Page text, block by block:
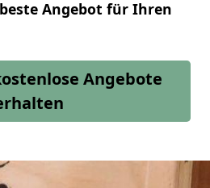
Angebot für Ihren
Angebote